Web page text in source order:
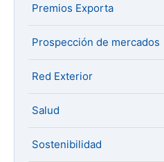
Premios Exporta
Prospección de mercados
Red Exterior
Salud
Sostenibilidad